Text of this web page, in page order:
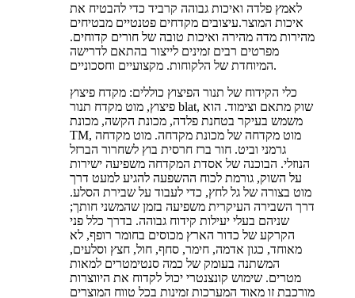
לאמץ פלדה ואיכות גבוהה קרביד כדי להבטיח את
איכות המוצר.עיצובים מקדחים פטנטיים מבטיחים
מהירות מדה מהירה ואיכות טובה של חורים קדוחים.
מפרטים רבים זמינים לייצור בהתאם לדרישה
המיוחדת של הלקוחות. מקצועיים וחסכוניים.
כלי הקידוח של תנור הפיצוץ כוללים: מקדח פיצוץ
פיצוץ, מוט מקדח תנור blat, שוק מתאם וצימוד. הוא
משמש בעיקר בטחנת פלדה, מכונת הקשה, מכונת
TM, מוט מקדחה של מכונת מקדחה. מוט מקדחה
גרמני וביט. חור ברז חרסית בוץ לשחרור הברזל
הנוזלי. הבוכנה של אסדת המקדחה משפיעה ישירות
על השוק, גורמת לכוח ההשפעה להגיע למעט דרך
מוט בצורה של גל לחץ, כדי לעבוד על שבירת הסלע.
דרך השבירה העיקרית משפיעה בזמן שהמשני חותך;
שניהם בעלי יעילות קידוח גבוהה. בדרך כלל פני
הקרקע של כדור הארץ מכוסים בחומר רופף, לא
מאוחד, כגון אדמה, חימר, סחף, חול, חצץ וסלעים,
המשתנה בעומק של כמה סנטימטרים למאות
מטרים. שימוש קונצנטרי יכול לקדוח את היווצרות
מורכבת זו מאוד המערכות זמינות בכל טווח המוצרים